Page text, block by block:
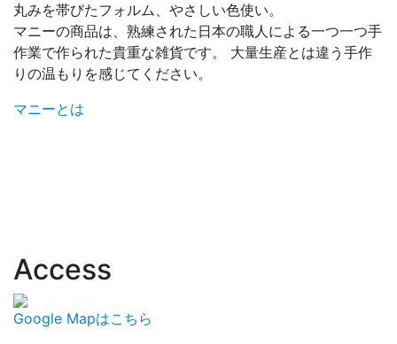
丸みを帯びたフォルム、やさしい色使い。
マニーの商品は、熟練された日本の職人による一つ一つ手
作業で作られた貴重な雑貨です。 大量生産とは違う手作
りの温もりを感じてください。
マニーとは
Access
Google Mapはこちら